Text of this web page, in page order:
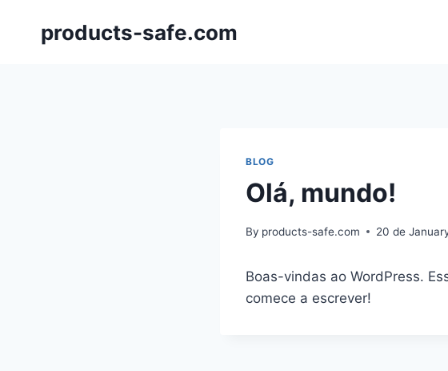
products-safe.com
BLOG
Olá, mundo!
By products-safe.com 20 de
Boas-vindas ao WordPress.
comece a escrever!